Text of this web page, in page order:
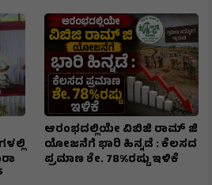
ಆರಂಭದಲ್ಲಿಯೇ ವಿಬಿಜಿ ರಾಮ್ ಜಿ
ಯೋಜನೆಗೆ ಭಾರಿ ಹಿನ್ನಡೆ : ಕೆಲಸದ
ಪ್ರಮಾಣ ಶೇ. 78%ರಷ್ಟು ಇಳಿಕೆ